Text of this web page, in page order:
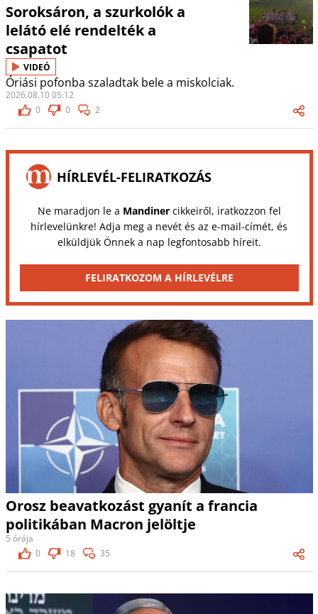
Soroksáron, a szurkolók a
lelátó elé rendelték a
csapatot
VIDEÓ
Óriási pofonba szaladtak bele a miskolciak.
2026.08.10 05:12
0
0 2
HÍRLEVÉL-FELIRATKOZÁS
Ne maradjon le a Mandinercikkeiről, iratkozzon fel
hírlevelünkre! Adja meg a nevét és az e-mail-címét, és
elküldjük Önnek a nap legfontosabb híreit.
FELIRATKOZOM A HÍRLEVÉLRE
Orosz beavatkozást gyanít a francia
politikában Macron jelöltje
5 órája
0
18 35